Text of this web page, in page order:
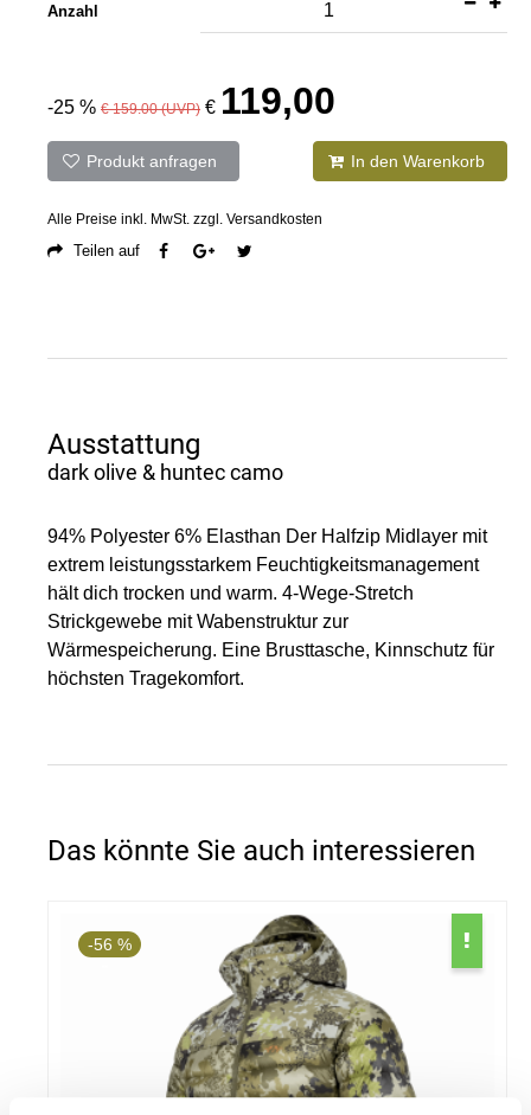
Anzahl
-25 % € 159.00 (UVP) € 119,00
Produkt anfragen In den Warenkorb
Alle Preise inkl. MwSt. zzgl. Versandkosten
Teilen auf
Ausstattung
dark olive & huntec camo
94% Polyester 6% Elasthan Der Halfzip Midlayer mit
extrem leistungsstarkem Feuchtigkeitsmanagement
hält dich trocken und warm. 4-Wege-Stretch
Strickgewebe mit Wabenstruktur zur
Wärmespeicherung. Eine Brusttasche, Kinnschutz für
höchsten Tragekomfort.
Das könnte Sie auch interessieren
-56 %